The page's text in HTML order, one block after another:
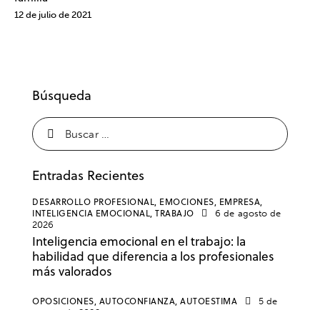
12 de julio de 2021
Búsqueda
Entradas Recientes
DESARROLLO PROFESIONAL, EMOCIONES, EMPRESA,
INTELIGENCIA EMOCIONAL, TRABAJO
6 de agosto de
2026
Inteligencia emocional en el trabajo: la
habilidad que diferencia a los profesionales
más valorados
OPOSICIONES, AUTOCONFIANZA, AUTOESTIMA
5 de